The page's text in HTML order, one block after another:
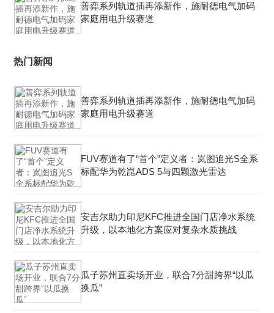
善弈系列轨道插再添新作，施耐德电气加码
家庭用电升级赛道
热门新闻
善弈系列轨道插再添新作，施耐德电气加码
家庭用电升级赛道
FUV赛道有了“首个”定义者：岚图追光S全系
标配华为乾崑ADS 5与四颗激光雷达
安吉尔助力印尼KFC推进全国门店净水系统
升级，以本地化方案应对复杂水质挑战
瓜子苏州直卖场开业，联合7分甜跨界“以瓜
换瓜”